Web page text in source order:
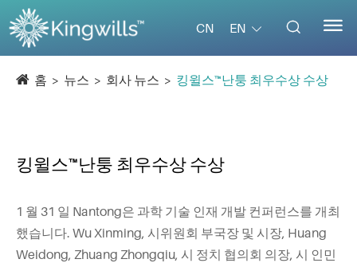
CN EN  
홈 뉴스 회사 뉴스 킹윌스™난퉁 최우수상 수상
킹윌스™난퉁 최우수상 수상
1 월 31 일 Nantong은 과학 기술 인재 개발 컨퍼런스를 개최
했습니다. Wu Xinming, 시위원회 부국장 및 시장, Huang
Weidong, Zhuang Zhongqiu, 시 정치 협의회 의장, 시 인민